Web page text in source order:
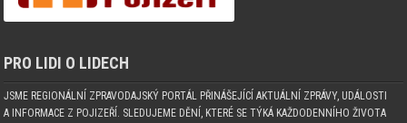
PRO LIDI O LIDECH
JSME REGIONÁLNÍ ZPRAVODAJSKÝ PORTÁL PŘINÁŠEJÍCÍ AKTUÁLNÍ ZPRÁVY, UDÁLOSTI
A INFORMACE Z POJIZEŘÍ. SLEDUJEME DĚNÍ, KTERÉ SE TÝKÁ KAŽDODENNÍHO ŽIVOTA